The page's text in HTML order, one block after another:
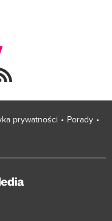
prywatności
Porady